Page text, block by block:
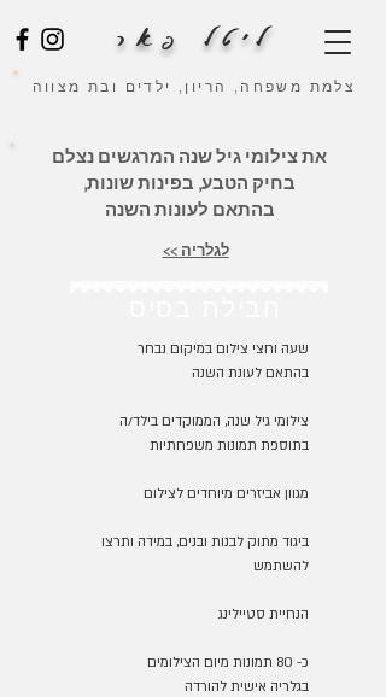
ליטל פאר
צלמת משפחה, הריון, ילדים ובת מצווה
את צילומי גיל שנה המרגשים נצלם
בחיק הטבע, בפינות שונות,
בהתאם לעונות השנה
לגלריה >>
שעה וחצי צילום במיקום נבחר
בהתאם לעונת השנה
צילומי גיל שנה, הממוקדים בילד/ה
בתוספת תמונות משפחתיות
מגוון אביזרים מיוחדים לצילום
ביגוד מתוק לבנות ובנים, במידה ותרצו
להשתמש
הנחיית סטיילינג
כ- 80 תמונות מיום הצילומים
בגלריה אישית להורדה